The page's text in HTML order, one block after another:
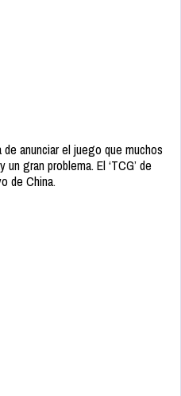
anunciar el juego que muchos
gran problema. El ‘TCG’ de
de China.